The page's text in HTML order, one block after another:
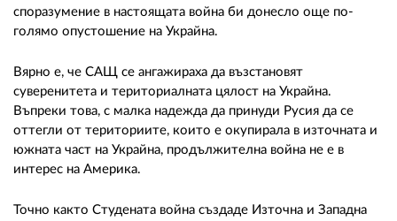
споразумение в настоящата война би донесло още по-
голямо опустошение на Украйна.
Вярно е, че САЩ се ангажираха да възстановят
суверенитета и териториалната цялост на Украйна.
Въпреки това, с малка надежда да принуди Русия да се
оттегли от териториите, които е окупирала в източната и
южната част на Украйна, продължителна война не е в
интерес на Америка.
Точно както Студената война създаде Източна и Западна